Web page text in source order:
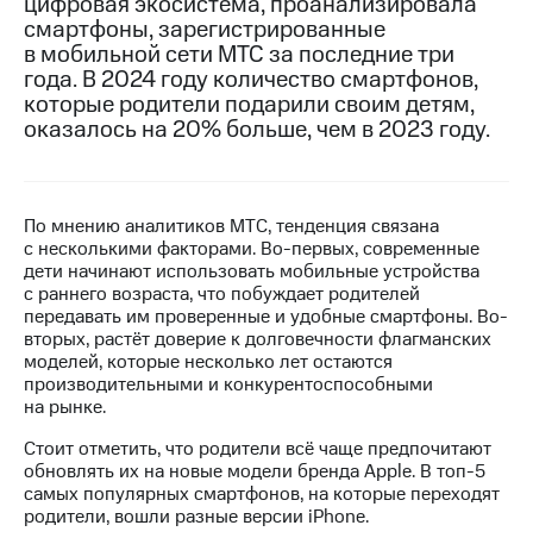
Медиа-центр
Пресс-
релизы
МТС
о технологиях
Интервью
Финансовая
отчетность
Контакты
Новости
в
и акционерам
Корпоративное
управление
смартфоны, зарегистрированные
в мобильной сети МТС за последние три
года. В 2024 году количество смартфонов,
которые родители подарили своим детям,
оказалось на 20% больше, чем в 2023 году.
По мнению аналитиков МТС, тенденция связана
с несколькими факторами. Во-первых, современные
дети начинают использовать мобильные устройства
с раннего возраста, что побуждает родителей
передавать им проверенные и удобные смартфоны. Во-
вторых, растёт доверие к долговечности флагманских
моделей, которые несколько лет остаются
производительными и конкурентоспособными
на рынке.
Стоит отметить, что родители всё чаще предпочитают
обновлять их на новые модели бренда Apple. В топ-5
самых популярных смартфонов, на которые переходят
родители, вошли разные версии iPhone.